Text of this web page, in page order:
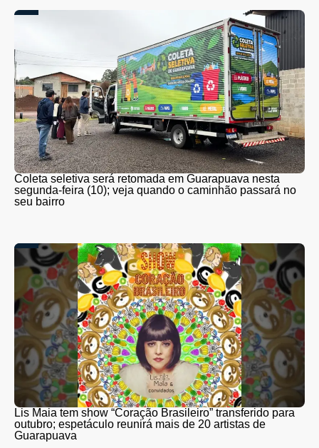
Coleta seletiva será retomada em Guarapuava nesta
segunda-feira (10); veja quando o caminhão passará no
seu bairro
Lis Maia tem show “Coração Brasileiro” transferido para
outubro; espetáculo reunirá mais de 20 artistas de
Guarapuava